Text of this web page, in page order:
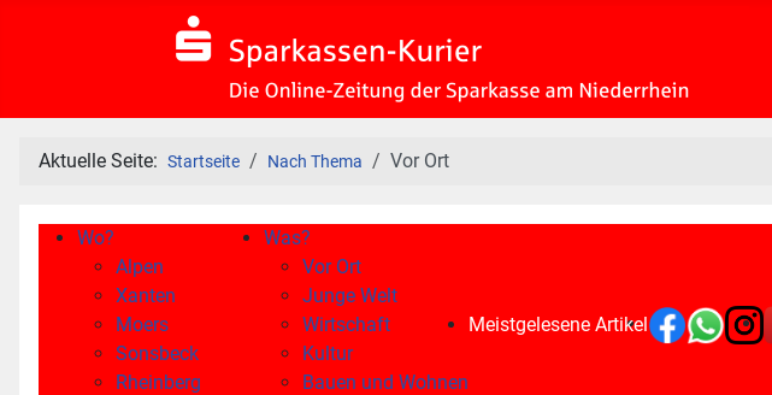
Aktuelle Seite: Startseite Nach Thema Vor Ort
Wo?
Alpen
Xanten
Moers
Sonsbeck
Rheinberg
Was?
Vor Ort
Junge Welt
Wirtschaft
Kultur
Bauen und Wohnen
Meistgelesene Artikel